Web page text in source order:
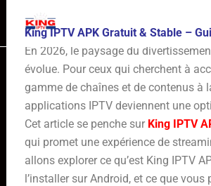
content
King IPTV APK Gratuit & Stable –
En 2026, le paysage du
évolue. Pour ceux qui cherchent à
gamme de chaînes et de contenus à
applications IPTV deviennent une
Cet article se penche sur King IPTV
qui promet une expérience de
allons explorer ce qu’est King IPTV
l’installer sur Android, et ce que vous